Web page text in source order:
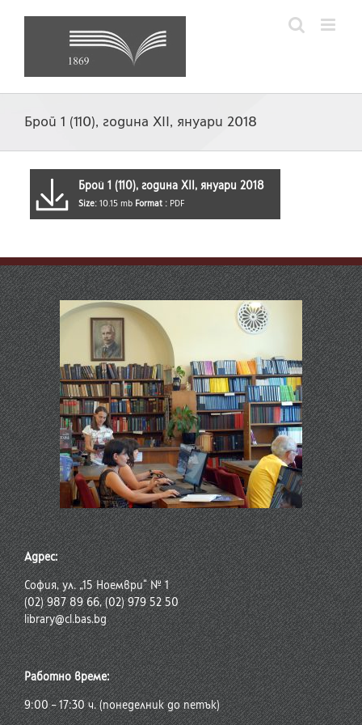
Брой 1 (110), година XII, януари 2018
Брой 1 (110), година XII, януари 2018
Size: 10.15 mb Format : PDF
Адрес:
София, ул. „15 Ноември“ № 1
(02) 987 89 66, (02) 979 52 50
library@cl.bas.bg
Работно време:
9:00 – 17:30 ч. (понеделник до петък)